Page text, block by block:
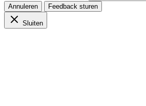
Annuleren Feedback sturen
Sluiten